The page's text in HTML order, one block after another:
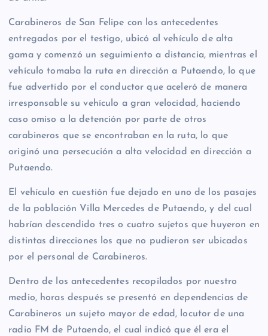
Carabineros de San Felipe con los antecedentes
entregados por el testigo, ubicó al vehículo de alta
gama y comenzó un seguimiento a distancia, mientras el
vehículo tomaba la ruta en dirección a Putaendo, lo que
fue advertido por el conductor que aceleró de manera
irresponsable su vehículo a gran velocidad, haciendo
caso omiso a la detención por parte de otros
carabineros que se encontraban en la ruta, lo que
originó una persecución a alta velocidad en dirección a
Putaendo.
El vehículo en cuestión fue dejado en uno de los pasajes
de la población Villa Mercedes de Putaendo, y del cual
habrían descendido tres o cuatro sujetos que huyeron en
distintas direcciones los que no pudieron ser ubicados
por el personal de Carabineros.
Dentro de los antecedentes recopilados por nuestro
medio, horas después se presentó en dependencias de
Carabineros un sujeto mayor de edad, locutor de una
radio FM de Putaendo, el cual indicó que él era el